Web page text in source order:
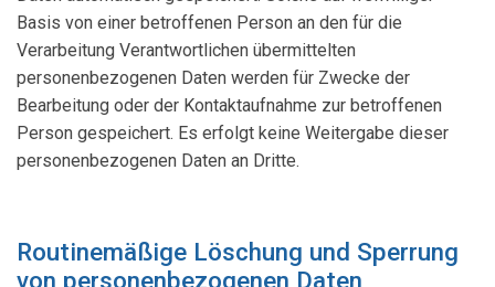
Basis von einer betroffenen Person an den für die
Verarbeitung Verantwortlichen übermittelten
personenbezogenen Daten werden für Zwecke der
Bearbeitung oder der Kontaktaufnahme zur betroffenen
Person gespeichert. Es erfolgt keine Weitergabe dieser
personenbezogenen Daten an Dritte.
Routinemäßige Löschung und Sperrung
von personenbezogenen Daten